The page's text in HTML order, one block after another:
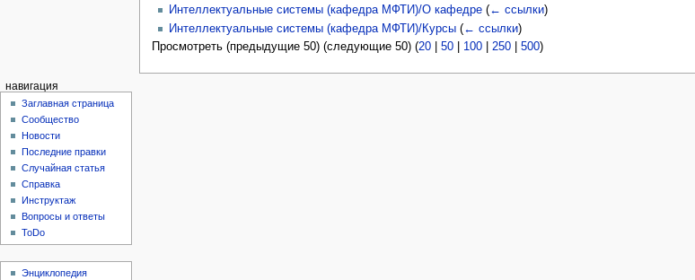
Интеллектуальные системы (кафедра МФТИ)/О кафедре (← ссылки)
Интеллектуальные системы (кафедра МФТИ)/Курсы (← ссылки)
Просмотреть (предыдущие 50) (следующие 50) (20| 50| 100| 250| 500)
навигация
Заглавная страница
Сообщество
Новости
Последние правки
Случайная статья
Справка
Инструктаж
Вопросы и ответы
ToDo
Энциклопедия